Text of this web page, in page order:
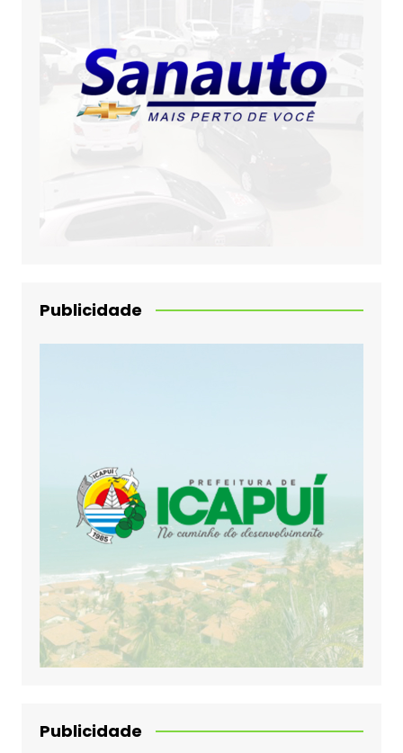
Publicidade
Publicidade